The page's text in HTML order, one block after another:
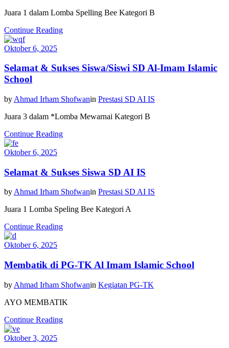
Juara 1 dalam Lomba Spelling Bee Kategori B
Continue Reading
Oktober 6, 2025
Selamat & Sukses Siswa/Siswi SD Al-Imam Islamic
School
by Ahmad Irham Shofwanin Prestasi SD AI IS
Juara 3 dalam *Lomba Mewarnai Kategori B
Continue Reading
Oktober 6, 2025
Selamat & Sukses Siswa SD AI IS
byAhmad Irham Shofwanin Prestasi SD AI IS
Juara 1 Lomba Speling Bee Kategori A
Continue Reading
Oktober 6, 2025
Membatik di PG-TK Al Imam Islamic School
by Ahmad Irham Shofwanin Kegiatan PG-TK
AYO MEMBATIK
Continue Reading
Oktober 3, 2025